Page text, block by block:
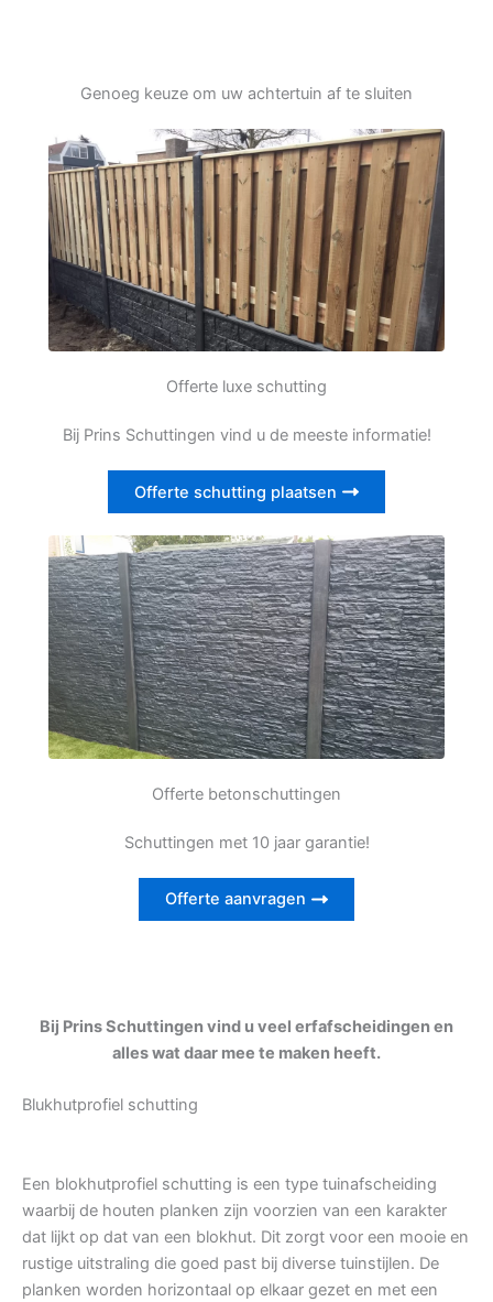
Genoeg keuze om uw achtertuin af te sluiten
Offerte luxe schutting
Bij Prins Schuttingen vind u de meeste informatie!
Offerte schutting plaatsen
Offerte betonschuttingen
Schuttingen met 10 jaar garantie!
Offerte aanvragen
Bij Prins Schuttingen vind u veel erfafscheidingen en
alles wat daar mee te maken heeft.
Blukhutprofiel schutting
Een blokhutprofiel schutting is een type tuinafscheiding
waarbij de houten planken zijn voorzien van een karakter
dat lijkt op dat van een blokhut. Dit zorgt voor een mooie en
rustige uitstraling die goed past bij diverse tuinstijlen. De
planken worden horizontaal op elkaar gezet en met een